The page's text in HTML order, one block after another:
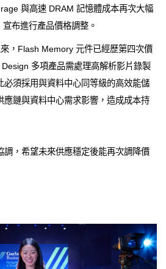
與高速 DRAM 記憶體成本再次大幅
布進行產品價格調整。
，Flash Memory 元件已經歷第四次價
多項產品需處理高解析影片錄製
必須採用與資料中心同等級的高效能儲
應鏈與資料中心需求影響，造成成本持
調，希望未來供應穩定後能再次調降價